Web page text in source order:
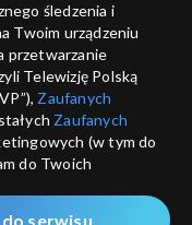
ANULUJ
śledzenia i
Twoim urządzeniu
przetwarzanie
Telewizję Polską
Zaufanych
Zaufanych
(w tym do
do Twoich
udostępnianie
serwisu